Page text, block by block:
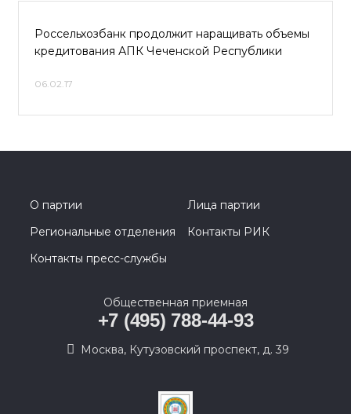
Россельхозбанк продолжит наращивать объемы
кредитования АПК Чеченской Республики
06.02.17
О партии
Лица партии
Региональные отделения
Контакты РИК
Контакты пресс-службы
Общественная приемная
+7 (495) 788-44-93
Москва, Кутузовский проспект, д. 39